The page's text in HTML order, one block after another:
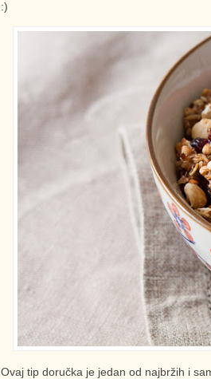
:)
Ovaj tip doručka je jedan od najbržih i